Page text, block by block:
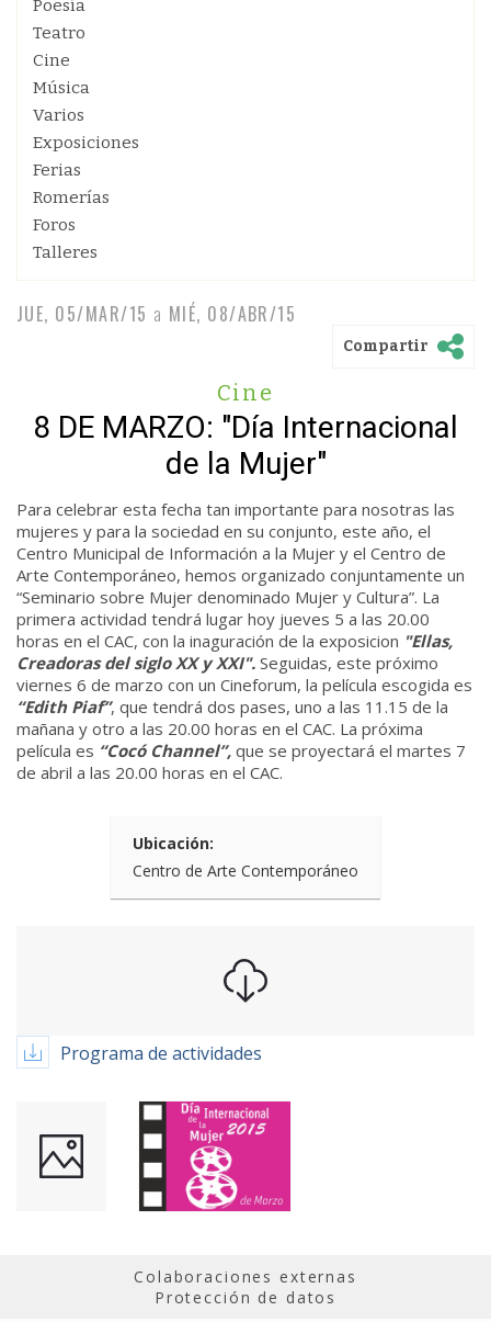
Poesía
Teatro
Cine
Música
Varios
Exposiciones
Ferias
Romerías
Foros
Talleres
JUE, 05/MAR/15 a MIÉ, 08/ABR/15
Compartir
Cine
8 DE MARZO: "Día Internacional
de la Mujer"
Para celebrar esta fecha tan importante para nosotras las
mujeres y para la sociedad en su conjunto, este año, el
Centro Municipal de Información a la Mujer y el Centro de
Arte Contemporáneo, hemos organizado conjuntamente un
“Seminario sobre Mujer denominado Mujer y Cultura”. La
primera actividad tendrá lugar hoy jueves 5 a las 20.00
horas en el CAC, con la inaguración de la exposicion "Ellas,
Creadoras del siglo XX y XXI". Seguidas, este próximo
viernes 6 de marzo con un Cineforum, la película escogida es
“Edith Piaf”, que tendrá dos pases, uno a las 11.15 de la
mañana y otro a las 20.00 horas en el CAC. La próxima
película es “Cocó Channel”, que se proyectará el martes 7
de abril a las 20.00 horas en el CAC.
Ubicación:
Centro de Arte Contemporáneo
Programa de actividades
Colaboraciones externas
Protección de datos